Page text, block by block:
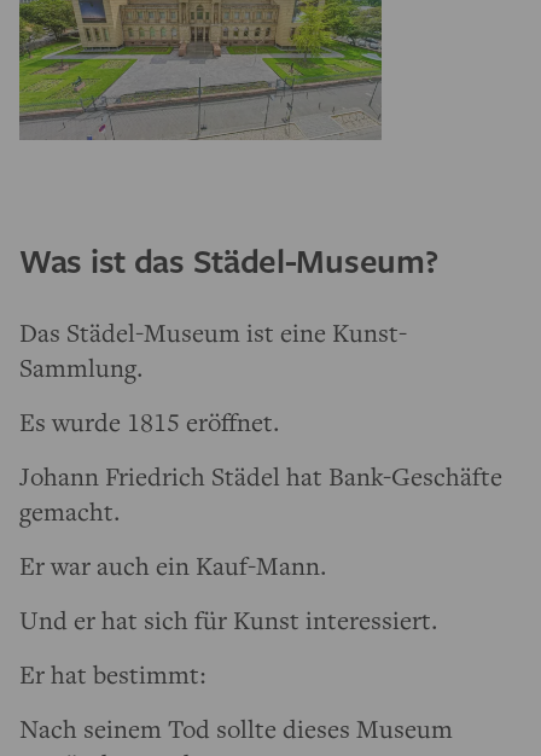
Was ist das Städel-Museum?
Das Städel-Museum ist eine Kunst-
Sammlung.
Es wurde 1815 eröffnet.
Johann Friedrich Städel hat Bank-Geschäfte
gemacht.
Er war auch ein Kauf-Mann.
Und er hat sich für Kunst interessiert.
Er hat bestimmt:
Nach seinem Tod sollte dieses Museum